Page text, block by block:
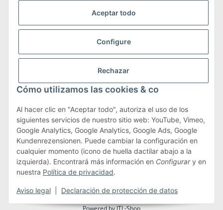
Aceptar todo
Configure
Rechazar
Cómo utilizamos las cookies & co
Al hacer clic en "Aceptar todo", autoriza el uso de los
siguientes servicios de nuestro sitio web: YouTube, Vimeo,
Google Analytics, Google Analytics, Google Ads, Google
Kundenrezensionen. Puede cambiar la configuración en
cualquier momento (icono de huella dactilar abajo a la
izquierda). Encontrará más información en Configurary en
nuestra Política de privacidad.
Aviso legal Declaración de protección de datos
Más información sobre transporte y devoluciones
Términos y condiciones
#global.withdrawalForm#